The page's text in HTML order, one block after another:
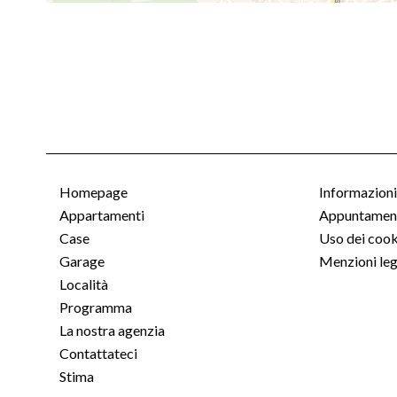
Homepage
Appartamenti
Case
Garage
Località
Programma
La nostra agenzia
Contattateci
Stima
Informazioni
Uso dei
Menzioni